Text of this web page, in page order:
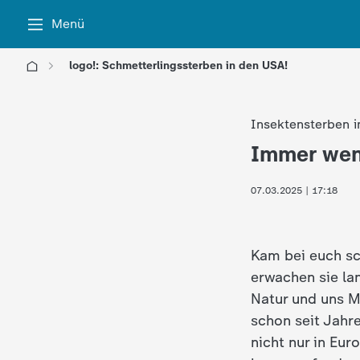
Menü
logo!: Schmetterlingssterben in den USA!
Insektensterben
:
Immer
07.03.2025 | 17:18
Kam bei euch
erwachen sie
Natur und uns
schon seit
nicht nur in